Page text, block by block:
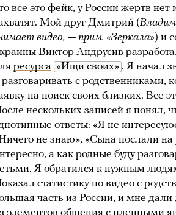
все это фейк, у России жертв нет
Мой друг Дмитрий (
видео, — прим. «Зеркала») и
Виктор Андрусив
ресурса «Ищи своих» . Я начал
с родственниками,
на поиск своих близких. Все
нескольких записей я понял,
ответы: «Я не
не знаю», «Сына послали
а как родные буду
Я обратился к нужным
статистику по видео с
часть из России, и мне